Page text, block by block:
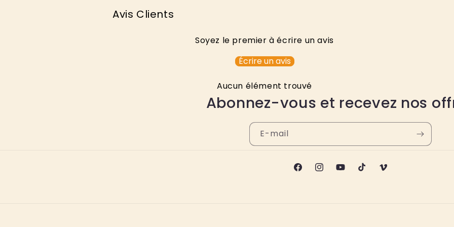
Avis Clients
Soyez le premier à écrire un avis
Écrire un avis
Aucun élément trouvé
Abonnez-vous et recevez nos
E-mail
FacebookInstagramYouTubeTikTok Vimeo